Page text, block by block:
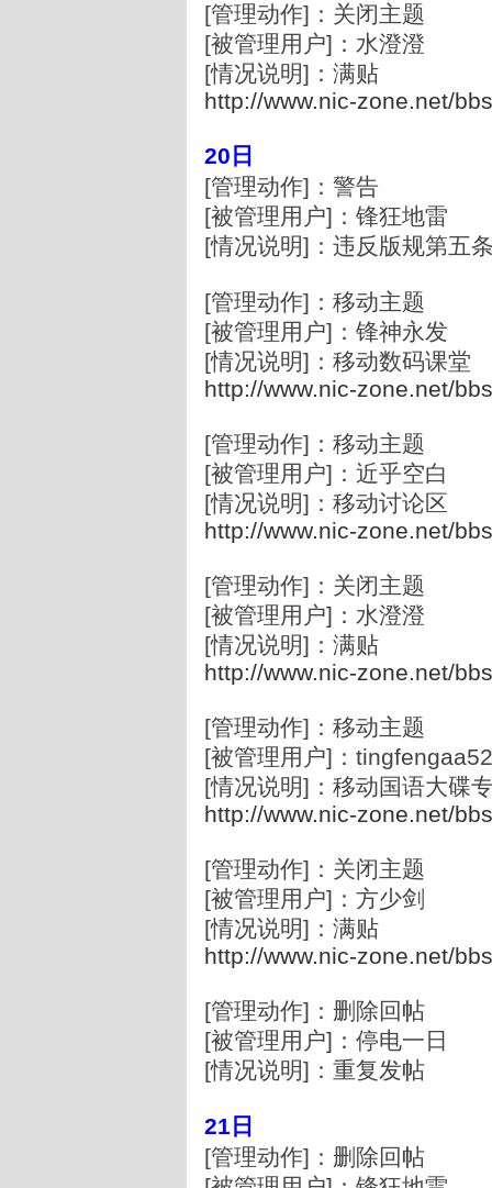
[管理动作]：关闭主题
[被管理用户]：水澄澄
[情况说明]：满贴
http://www.nic-zone.net/
20日
[管理动作]：警告
[被管理用户]：锋狂地雷
[情况说明]：违反版规第五
[管理动作]：移动主题
[被管理用户]：锋神永发
[情况说明]：移动数码课堂
http://www.nic-zone.net/
[管理动作]：移动主题
[被管理用户]：近乎空白
[情况说明]：移动讨论区
http://www.nic-zone.net/
[管理动作]：关闭主题
[被管理用户]：水澄澄
[情况说明]：满贴
http://www.nic-zone.net/
[管理动作]：移动主题
[被管理用户]：
[情况说明]：移动国语大碟
http://www.nic-zone.net/
[管理动作]：关闭主题
[被管理用户]：方少剑
[情况说明]：满贴
http://www.nic-zone.net/
[管理动作]：删除回帖
[被管理用户]：停电一日
[情况说明]：重复发帖
21日
[管理动作]：删除回帖